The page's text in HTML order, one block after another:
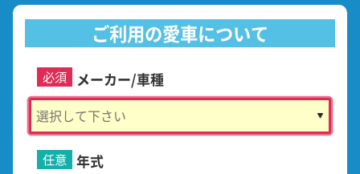
ご利用の愛車について
メーカー/車種
必須
年式
任意